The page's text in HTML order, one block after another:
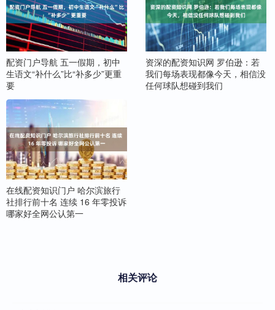
配资门户导航 五一假期，初中
生语文“补什么”比“补多少”更重
要
资深的配资知识网 罗伯逊：若
我们每场表现都像今天，相信没
任何球队想碰到我们
在线配资知识门户 哈尔滨旅行
社排行前十名 连续 16 年零投诉
哪家好全网公认第一
相关评论